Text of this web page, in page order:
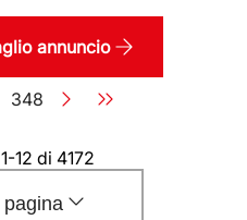
annuncio
Pagina
348
12 di 4172
pagina